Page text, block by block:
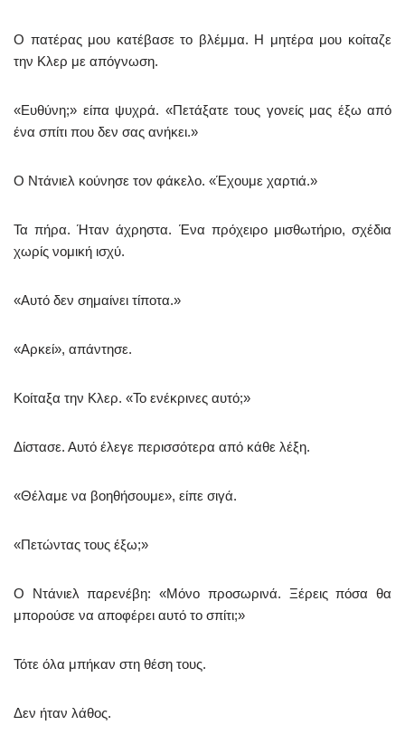
Ο πατέρας μου κατέβασε το βλέμμα. Η μητέρα μου κοίταζε
την Κλερ με απόγνωση.
«Ευθύνη;» είπα ψυχρά. «Πετάξατε τους γονείς μας έξω από
ένα σπίτι που δεν σας ανήκει.»
Ο Ντάνιελ κούνησε τον φάκελο. «Έχουμε χαρτιά.»
Τα πήρα. Ήταν άχρηστα. Ένα πρόχειρο μισθωτήριο, σχέδια
χωρίς νομική ισχύ.
«Αυτό δεν σημαίνει τίποτα.»
«Αρκεί», απάντησε.
Κοίταξα την Κλερ. «Το ενέκρινες αυτό;»
Δίστασε. Αυτό έλεγε περισσότερα από κάθε λέξη.
«Θέλαμε να βοηθήσουμε», είπε σιγά.
«Πετώντας τους έξω;»
Ο Ντάνιελ παρενέβη: «Μόνο προσωρινά. Ξέρεις πόσα θα
μπορούσε να αποφέρει αυτό το σπίτι;»
Τότε όλα μπήκαν στη θέση τους.
Δεν ήταν λάθος.